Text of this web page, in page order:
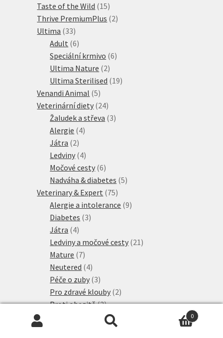
produktů
Taste of the Wild 1515
produktů
Thrive PremiumPlus 22
Ultima 3333
produktů
Adult 66
produktů
Speciální krmivo 66
Ultima Nature 22
produkty
Ultima Sterilised 1919
Venandi Animal 55
produktů
Veterinární diety 2424
produktů
Žaludek a střeva 33
Alergie 44
Játra 22
produkty
Ledviny 44
produkty
Močové cesty 66
produktů
Nadváha & diabetes 55
Veterinary & Expert 7575
produktů
Alergie a intolerance 99
Diabetes 33
Játra 44
produkty
Ledviny a močové cesty 21 21
Mature 77
produktů
Neutered 44
produkty
Péče o zuby 33
produkty
Pro zdravé klouby 22
produkty
Proti obezitě 33
produkty
produkty
0